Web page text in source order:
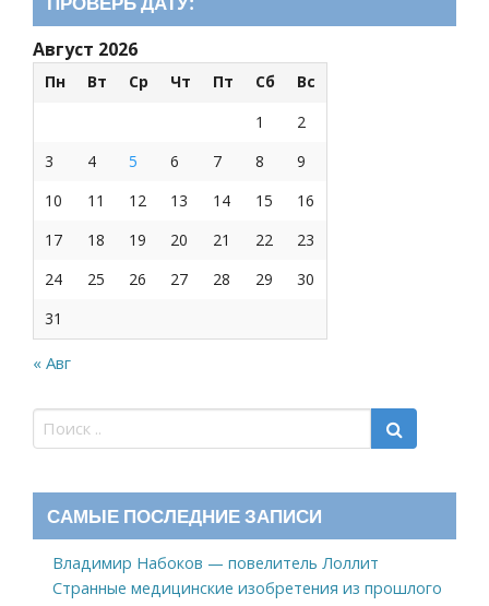
Август 2026
Пн Вт Ср Чт Пт Сб
Вс
1
2
3
4 5 6 7 8
9
10
11 12 13 14 15
16
17
18 19 20 21 22
23
24
25 26 27 28 29
30
31
« Авг
САМЫЕ ПОСЛЕДНИЕ ЗАПИСИ
Владимир Набоков — повелитель Лоллит
Странные медицинские изобретения из прошлого